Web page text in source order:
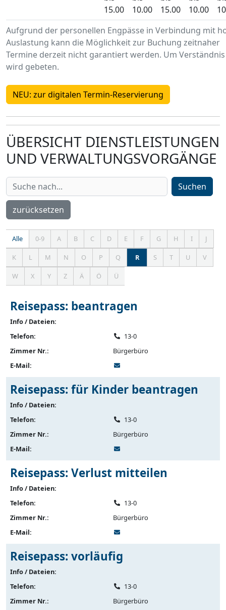
Aufgrund der personellen Engpässe in Verbindung mit
Auslastung kann die Möglichkeit zur Buchung zeitnaher
Termine derzeit nicht garantiert werden. Um Verständnis
wird gebeten.
15.00
10.00
15.00
10.00
NEU: zur digitalen Termin-Reservierung
ÜBERSICHT DIENSTLEISTUNGEN
UND VERWALTUNGSVORGÄNGE
Suchen
zurücksetzen
Alle
Einträge
zeigen
0-9 A B C D E F G H I J
K L M N O P Q R S T U V
W X Y Z Ä Ö Ü
Reisepass: beantragen
Info / Dateien:
Telefon:
13-0
Zimmer Nr.:
Bürgerbüro
E-Mail:
Reisepass: für Kinder beantragen
Info / Dateien:
Telefon:
13-0
Zimmer Nr.:
Bürgerbüro
E-Mail:
Reisepass: Verlust mitteilen
Info / Dateien:
Telefon:
13-0
Zimmer Nr.:
Bürgerbüro
E-Mail:
Reisepass: vorläufig
Info / Dateien:
Telefon:
13-0
Zimmer Nr.:
Bürgerbüro